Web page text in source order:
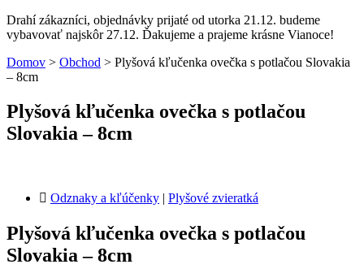
Drahí zákazníci, objednávky prijaté od utorka 21.12. budeme
vybavovať najskôr 27.12. Ďakujeme a prajeme krásne Vianoce!
Domov > Obchod > Plyšová kľučenka ovečka s potlačou Slovakia
– 8cm
Plyšová kľučenka ovečka s potlačou
Slovakia – 8cm
Odznaky a kľúčenky | Plyšové zvieratká
Plyšová kľučenka ovečka s potlačou
Slovakia – 8cm